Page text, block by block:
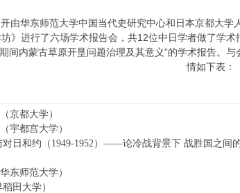
由华东师范大学中国当代史研究中心和日本京都大
》进行了六场学术报告会，共12位中日学者做了学
期间内蒙古草原开垦问题治理及其意义”的学术报告
情如下表：
京都大学）
宇都宫大学）
对日和约（1949-1952）——论冷战背景下 战胜国之间
东师范大学）
田大学）